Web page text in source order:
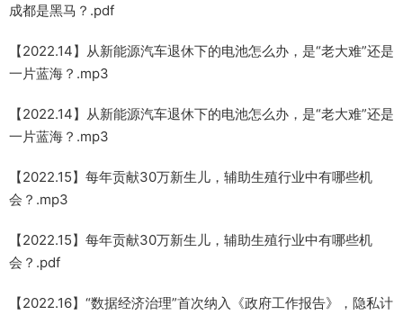
成都是黑马？.pdf
【2022.14】从新能源汽车退休下的电池怎么办，是“老大难”还是
一片蓝海？.mp3
【2022.14】从新能源汽车退休下的电池怎么办，是“老大难”还是
一片蓝海？.mp3
【2022.15】每年贡献30万新生儿，辅助生殖行业中有哪些机
会？.mp3
【2022.15】每年贡献30万新生儿，辅助生殖行业中有哪些机
会？.pdf
【2022.16】“数据经济治理”首次纳入《政府工作报告》，隐私计